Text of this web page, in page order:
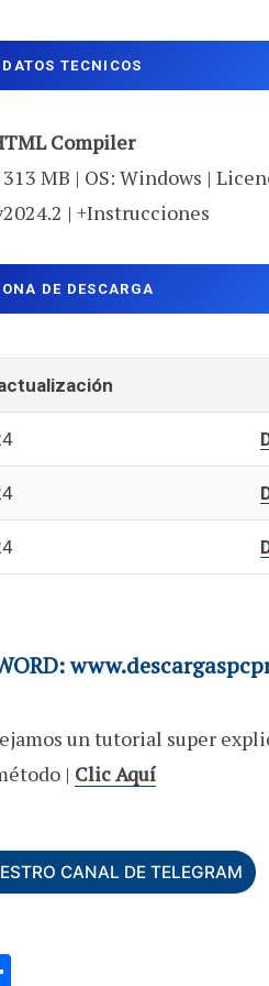
DATOS TECNICOS
Compiler
MB | OS: Windows |
| +Instrucciones
DE DESCARGA
un tutorial super
| Clic Aquí
CANAL DE TELEGRAM
C